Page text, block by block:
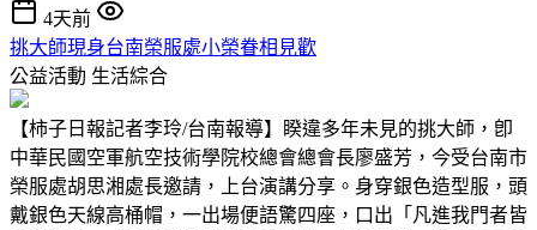
4天前
挑大師現身台南榮服處小榮眷相見歡
公益活動 生活綜合
【柿子日報記者李玲/台南報導】睽違多年未見的挑大師，卽
中華民國空軍航空技術學院校總會總會長廖盛芳，今受台南市
榮服處胡思湘處長邀請，上台演講分享。身穿銀色造型服，頭
戴銀色天線高桶帽，一出場便語驚四座，口出「凡進我門者皆